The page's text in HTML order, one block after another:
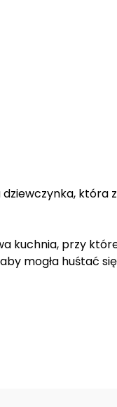
która
kuchnia, przy
mogła huśtać